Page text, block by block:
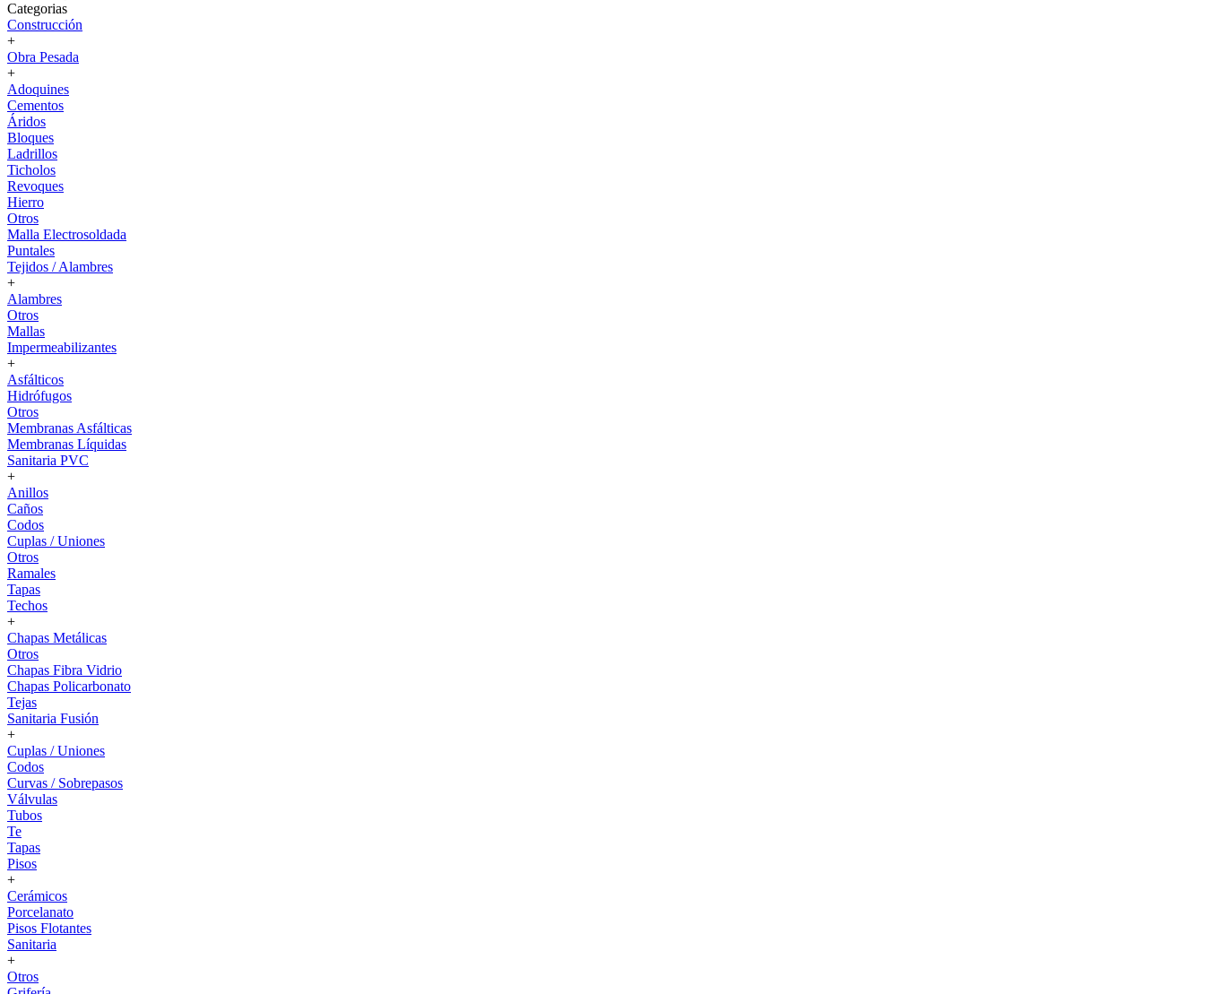
Categorias
Construcción
+
Obra Pesada
+
Adoquines
Cementos
Áridos
Bloques
Ladrillos
Ticholos
Revoques
Hierro
Otros
Malla Electrosoldada
Puntales
Tejidos / Alambres
+
Alambres
Otros
Mallas
Impermeabilizantes
+
Asfálticos
Hidrófugos
Otros
Membranas Asfálticas
Membranas Líquidas
Sanitaria PVC
+
Anillos
Caños
Codos
Cuplas / Uniones
Otros
Ramales
Tapas
Techos
+
Chapas Metálicas
Otros
Chapas Fibra Vidrio
Chapas Policarbonato
Tejas
Sanitaria Fusión
+
Cuplas / Uniones
Codos
Curvas / Sobrepasos
Válvulas
Tubos
Te
Tapas
Pisos
+
Cerámicos
Porcelanato
Pisos Flotantes
Sanitaria
+
Otros